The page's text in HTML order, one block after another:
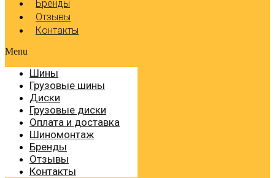
Бренды
Отзывы
Контакты
Menu
Шины
Грузовые шины
Диски
Грузовые диски
Оплата и доставка
Шиномонтаж
Бренды
Отзывы
Контакты